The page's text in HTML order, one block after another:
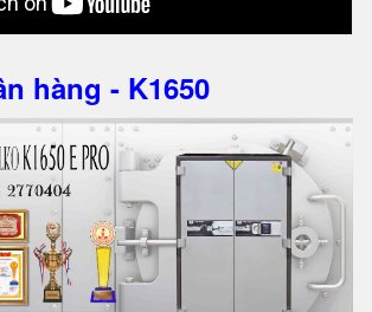
hàng - K1650